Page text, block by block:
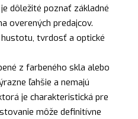
dôležité poznať základné
overených predajcov.
tvrdosť a optické
z farbeného skla alebo
ľahšie a nemajú
je charakteristická pre
môže definitívne